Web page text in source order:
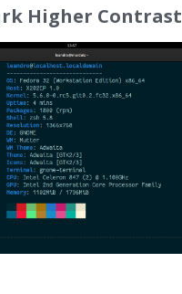
Higher Contrast